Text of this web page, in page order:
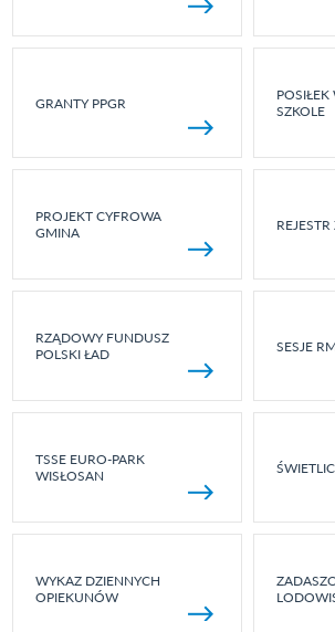
GRANTY PPGR
SZKOLE
PROJEKT CYFROWA
GMINA
RZĄDOWY FUNDUSZ
POLSKI ŁAD
SESJE
TSSE EURO-PARK
WISŁOSAN
WYKAZ DZIENNYCH
OPIEKUNÓW